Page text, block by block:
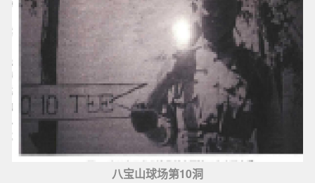
八宝山球场第10洞